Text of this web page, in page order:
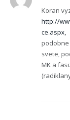
Koran
http://
ce.aspx,
podobne
svete,
MK a